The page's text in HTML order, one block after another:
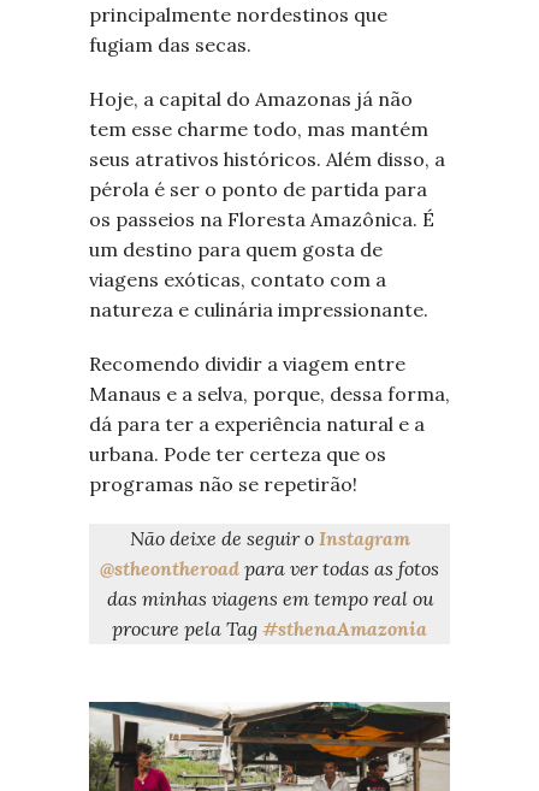
principalmente nordestinos que
fugiam das secas.
Hoje, a capital do Amazonas já não
tem esse charme todo, mas mantém
seus atrativos históricos. Além disso, a
pérola é ser o ponto de partida para
os passeios na Floresta Amazônica. É
um destino para quem gosta de
viagens exóticas, contato com a
natureza e culinária impressionante.
Recomendo dividir a viagem entre
Manaus e a selva, porque, dessa forma,
dá para ter a experiência natural e a
urbana. Pode ter certeza que os
programas não se repetirão!
Não deixe de seguir o Instagram
@stheontheroad para ver todas as fotos
das minhas viagens em tempo real ou
procure pela Tag #sthenaAmazonia